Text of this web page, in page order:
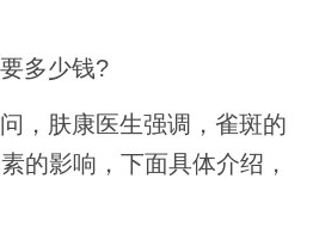
多少钱?
，肤康医生强调，雀斑的
的影响，下面具体介绍，